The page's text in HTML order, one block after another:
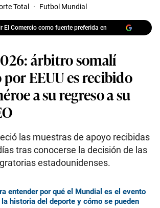
Total · Futbol Mundial
El Comercio como fuente preferida en
árbitro somalí
EEUU es recibido
a su regreso a su
las muestras de apoyo recibidas
tras conocerse la decisión de las
estadounidenses.
entender por qué el Mundial es el evento
historia del deporte y cómo se pueden